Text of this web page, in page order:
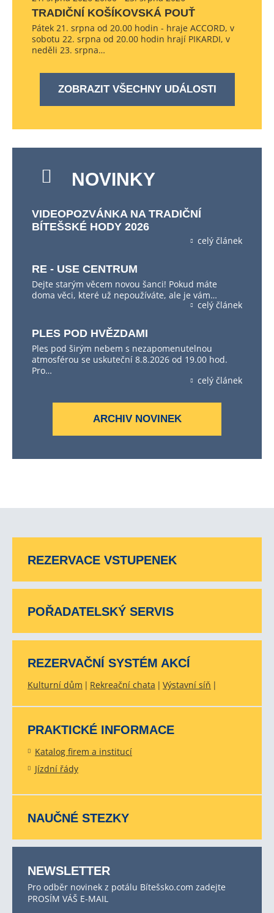
TRADIČNÍ KOŠÍKOVSKÁ POUŤ
Pátek 21. srpna od 20.00 hodin - hraje ACCORD, v
sobotu 22. srpna od 20.00 hodin hrají PIKARDI, v
neděli 23. srpna…
ZOBRAZIT VŠECHNY UDÁLOSTI
NOVINKY
VIDEOPOZVÁNKA NA TRADIČNÍ
BÍTEŠSKÉ HODY 2026
celý článek
RE - USE CENTRUM
Dejte starým věcem novou šanci! Pokud máte
doma věci, které už nepoužíváte, ale je vám…
celý článek
PLES POD HVĚZDAMI
Ples pod širým nebem s nezapomenutelnou
atmosférou se uskuteční 8.8.2026 od 19.00 hod.
Pro…
celý článek
ARCHIV NOVINEK
REZERVACE VSTUPENEK
POŘADATELSKÝ SERVIS
REZERVAČNÍ SYSTÉM AKCÍ
Kulturní dům Rekreační chata Výstavní síň
PRAKTICKÉ INFORMACE
Katalog firem a institucí
Jízdní řády
NAUČNÉ STEZKY
NEWSLETTER
Pro odběr novinek z potálu Bítešsko.com zadejte
PROSÍM VÁŠ E-MAIL